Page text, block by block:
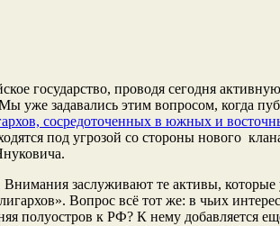
государство, проводя сегодня
уже задавались этим вопросом, когда
сосредоточенных в южных и
под угрозой со стороны нового
заслуживают те активы, которые
Вопрос всё тот же: в чьих
полуостров к РФ? К нему добавляется